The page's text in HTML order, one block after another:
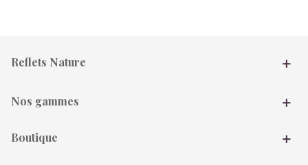
Reflets Nature
Nos gammes
Boutique